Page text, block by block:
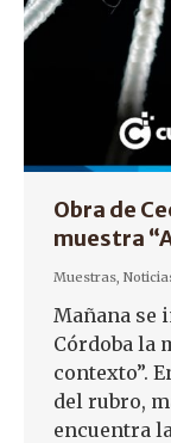
Obra de
muestra
Muestras
Mañana se
Córdoba la
contexto”.
del rubro,
encuentra